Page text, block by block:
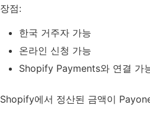
장점:
한국 거주자 가능
온라인 신청 가능
Shopify Payments와 연결 가
Shopify에서 정산된 금액이